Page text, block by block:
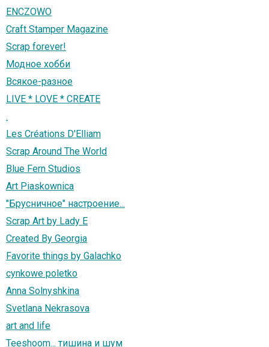
ENCZOWO
Craft Stamper Magazine
Scrap forever!
Модное хобби
Всякое-разное
LIVE * LOVE * CREATE
.
Les Créations D'Elliam
Scrap Around The World
Blue Fern Studios
Art Piaskownica
"Брусничное" настроение...
Scrap Art by Lady E
Created By Georgia
Favorite things by Galachko
cynkowe poletko
Anna Solnyshkina
Svetlana Nekrasova
art and life
Teeshoom... тишина и шум